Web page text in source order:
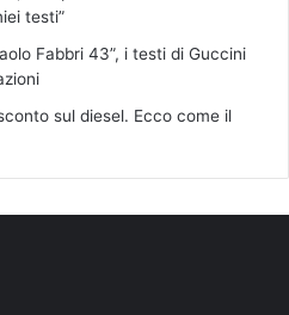
testi”
Fabbri 43”, i testi di Guccini
sul diesel. Ecco come il